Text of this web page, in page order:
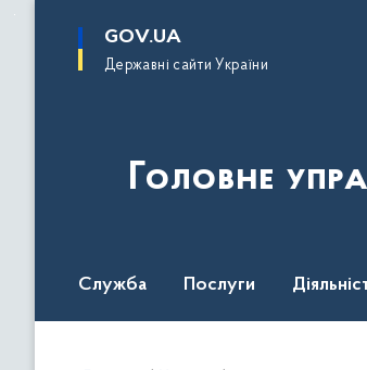
основного
GOV.UA
Державні сайти України
Головне
Служба Послуги